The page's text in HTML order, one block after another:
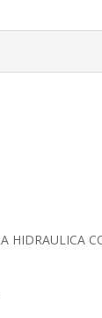
HIDRAULICA